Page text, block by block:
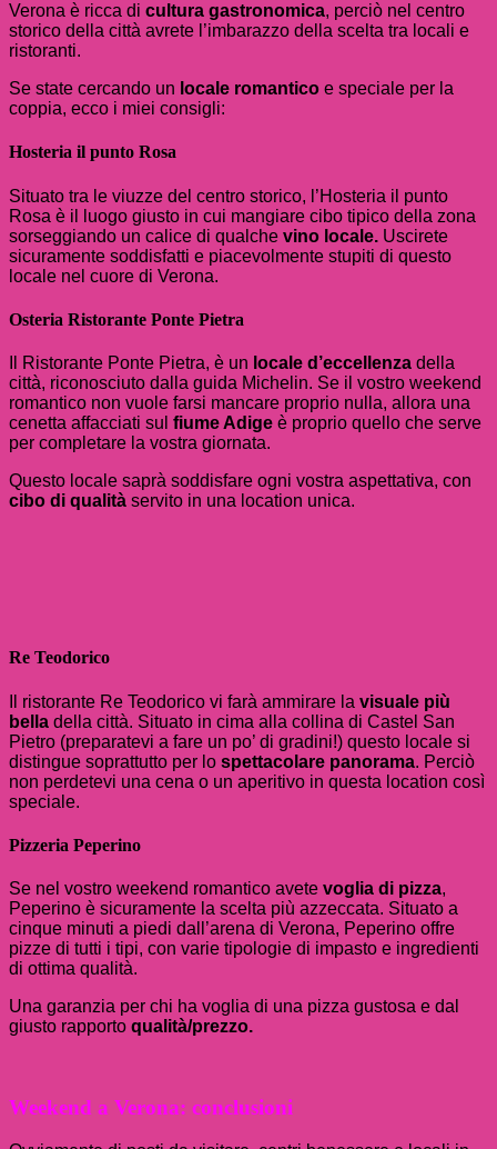
Verona è ricca di cultura gastronomica, perciò nel centro
storico della città avrete l’imbarazzo della scelta tra locali e
ristoranti.
Se state cercando un locale romantico e speciale per la
coppia, ecco i miei consigli:
Hosteria il punto Rosa
Situato tra le viuzze del centro storico, l’Hosteria il punto
Rosa è il luogo giusto in cui mangiare cibo tipico della zona
sorseggiando un calice di qualche vino locale. Uscirete
sicuramente soddisfatti e piacevolmente stupiti di questo
locale nel cuore di Verona.
Osteria Ristorante Ponte Pietra
Il Ristorante Ponte Pietra, è un locale d’eccellenza della
città, riconosciuto dalla guida Michelin. Se il vostro weekend
romantico non vuole farsi mancare proprio nulla, allora una
cenetta affacciati sul fiume Adige è proprio quello che serve
per completare la vostra giornata.
Questo locale saprà soddisfare ogni vostra aspettativa, con
cibo di qualità servito in una location unica.
Re Teodorico
Il ristorante Re Teodorico vi farà ammirare la visuale più
bella della città. Situato in cima alla collina di Castel San
Pietro (preparatevi a fare un po’ di gradini!) questo locale si
distingue soprattutto per lo spettacolare panorama. Perciò
non perdetevi una cena o un aperitivo in questa location così
speciale.
Pizzeria Peperino
Se nel vostro weekend romantico avete voglia di pizza,
Peperino è sicuramente la scelta più azzeccata. Situato a
cinque minuti a piedi dall’arena di Verona, Peperino offre
pizze di tutti i tipi, con varie tipologie di impasto e ingredienti
di ottima qualità.
Una garanzia per chi ha voglia di una pizza gustosa e dal
giusto rapporto qualità/prezzo.
Weekend a Verona: conclusioni